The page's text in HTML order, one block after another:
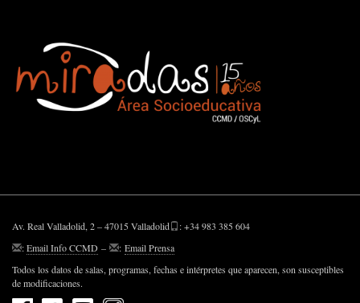
Av. Real Valladolid, 2 – 47015 Valladolid
: +34 983 385 604
:Email Info CCMD – : Email Prensa
Todos los datos de salas, programas, fechas e intérpretes que aparecen, son susceptibles
de modificaciones.